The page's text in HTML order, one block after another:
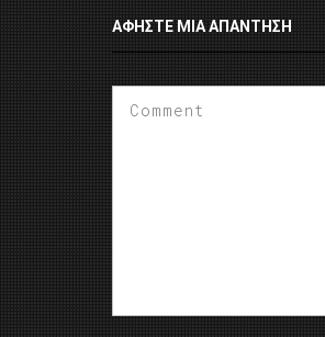
ΑΦΉΣΤΕ ΜΙΑ ΑΠΆΝΤΗΣΗ